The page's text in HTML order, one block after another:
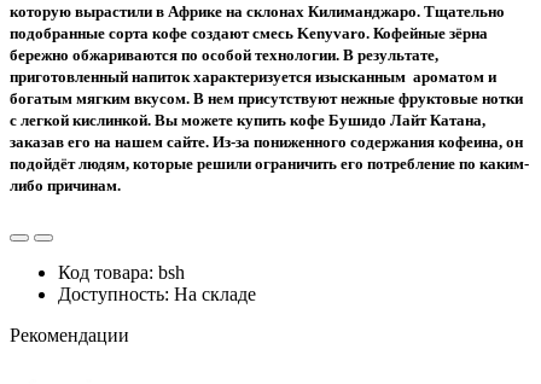
которую вырастили в Африке на склонах Килиманджаро. Тщательно
подобранные сорта кофе создают смесь Kenyvaro. Кофейные зёрна
бережно обжариваются по особой технологии. В результате,
приготовленный напиток характеризуется изысканным ароматом и
богатым мягким вкусом. В нем присутствуют нежные фруктовые нотки
с легкой кислинкой. Вы можете купить кофе Бушидо Лайт Катана,
заказав его на нашем сайте. Из-за пониженного содержания кофеина, он
подойдёт людям, которые решили ограничить его потребление по каким-
либо причинам.
Код товара: bsh
Доступность: На складе
Рекомендации